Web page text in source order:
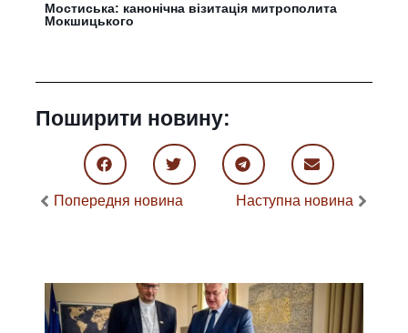
Мостиська: канонічна візитація митрополита
Мокшицького
Поширити новину:
Попередня новина Наступна новина